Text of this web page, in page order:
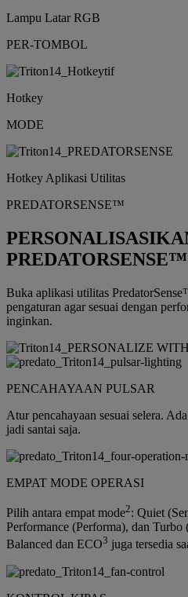
Lampu Latar RGB
PER-TOMBOL
Hotkey
MODE
Hotkey Aplikasi Utilitas
PREDATORSENSE™
PREDATORSENSE™
Buka aplikasi utilitas
pengaturan agar sesuai dengan
inginkan.
PENCAHAYAAN PULSAR
Atur pencahayaan sesuai selera.
jadi santai saja.
EMPAT MODE OPERASI
Pilih antara empat mode2: Quiet
Performance (Performa), dan
Balanced dan ECO3 juga tersedia